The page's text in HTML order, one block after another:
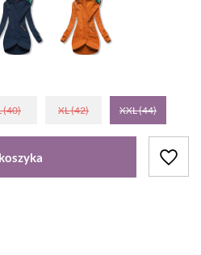
(40) XL (42) XXL (44)